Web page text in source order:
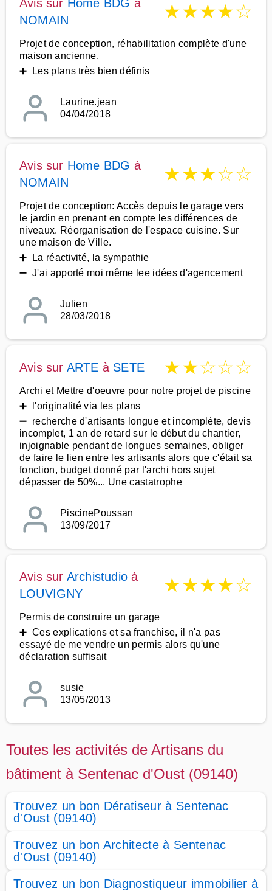
Avis sur Home BDG à
NOMAIN
★★★★☆
Projet de conception, réhabilitation complète d'une
maison ancienne.
➕ Les plans très bien définis
Laurine.jean
04/04/2018
Avis sur Home BDG à
NOMAIN
★★★☆☆
Projet de conception: Accès depuis le garage vers
le jardin en prenant en compte les différences de
niveaux. Réorganisation de l'espace cuisine. Sur
une maison de Ville.
➕ La réactivité, la sympathie
➖ J'ai apporté moi même lee idées d'agencement
Julien
28/03/2018
Avis sur ARTE à SETE ★★☆☆☆
Archi et Mettre d'oeuvre pour notre projet de piscine
➕ l'originalité via les plans
➖ recherche d'artisants longue et incompléte, devis
incomplet, 1 an de retard sur le début du chantier,
injoignable pendant de longues semaines, obliger
de faire le lien entre les artisants alors que c'était sa
fonction, budget donné par l'archi hors sujet
dépasser de 50%... Une castatrophe
PiscinePoussan
13/09/2017
Avis sur Archistudio à
LOUVIGNY
★★★★☆
Permis de construire un garage
➕ Ces explications et sa franchise, il n'a pas
essayé de me vendre un permis alors qu'une
déclaration suffisait
susie
13/05/2013
Toutes les activités de Artisans du
bâtiment à Sentenac d'Oust (09140)
Trouvez un bon Dératiseur à Sentenac
d'Oust (09140)
Trouvez un bon Architecte à Sentenac
d'Oust (09140)
Trouvez un bon Diagnostiqueur immobilier à